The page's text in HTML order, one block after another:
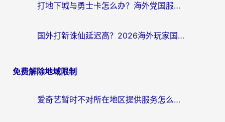
打地下城与勇士卡怎么办？海外党国服游戏加速终极指南（附北美欧洲实测）
国外打新诛仙延迟高？2026海外玩家国服游戏加速器终极指南（附天龙八部闪耀暖暖实测）
免费解除地域限制
爱奇艺暂时不对所在地区提供服务怎么办？海外党亲测有效的追剧解决方案